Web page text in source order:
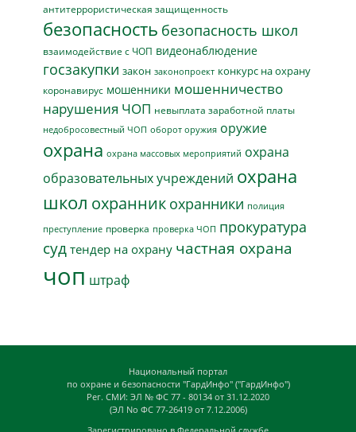
антитеррористическая защищенность
безопасность безопасность школ
взаимодействие с ЧОП видеонаблюдение
госзакупки закон законопроект конкурс на охрану
коронавирус мошенники мошенничество
нарушения ЧОП невыплата заработной платы
недобросовестный ЧОП оборот оружия оружие
охрана охрана массовых мероприятий охрана
образовательных учреждений охрана
школ охранник охранники полиция
преступление проверка проверка ЧОП прокуратура
суд тендер на охрану частная охрана
чоп штраф
Национальный портал
по охране и безопасности "ГардИнфо" ("ГардИнфо")
Рег. СМИ: ЭЛ № ФС 77 - 80134 от 31.12.2020
(ЭЛ No ФС 77-26419 от 7.12.2006)